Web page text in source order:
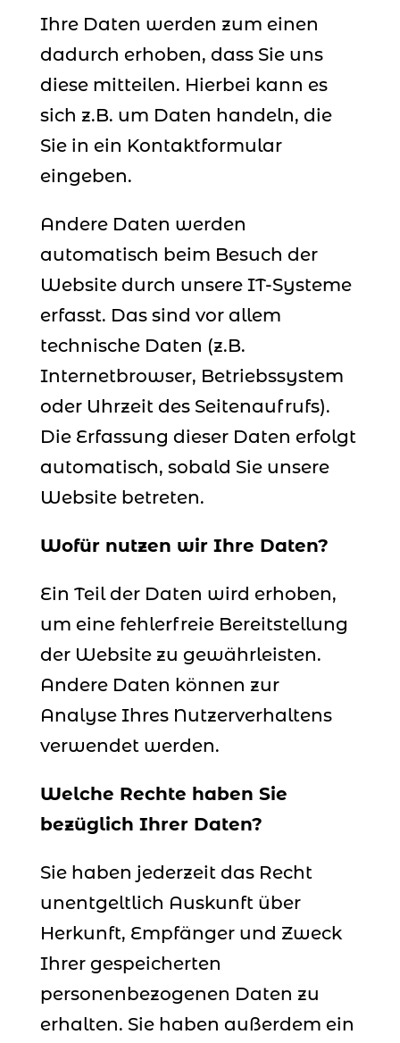
Ihre Daten werden zum einen
dadurch erhoben, dass Sie uns
diese mitteilen. Hierbei kann es
sich z.B. um Daten handeln, die
Sie in ein Kontaktformular
eingeben.
Andere Daten werden
automatisch beim Besuch der
Website durch unsere IT-Systeme
erfasst. Das sind vor allem
technische Daten (z.B.
Internetbrowser, Betriebssystem
oder Uhrzeit des Seitenaufrufs).
Die Erfassung dieser Daten erfolgt
automatisch, sobald Sie unsere
Website betreten.
Wofür nutzen wir Ihre Daten?
Ein Teil der Daten wird erhoben,
um eine fehlerfreie Bereitstellung
der Website zu gewährleisten.
Andere Daten können zur
Analyse Ihres Nutzerverhaltens
verwendet werden.
Welche Rechte haben Sie
bezüglich Ihrer Daten?
Sie haben jederzeit das Recht
unentgeltlich Auskunft über
Herkunft, Empfänger und Zweck
Ihrer gespeicherten
personenbezogenen Daten zu
erhalten. Sie haben außerdem ein